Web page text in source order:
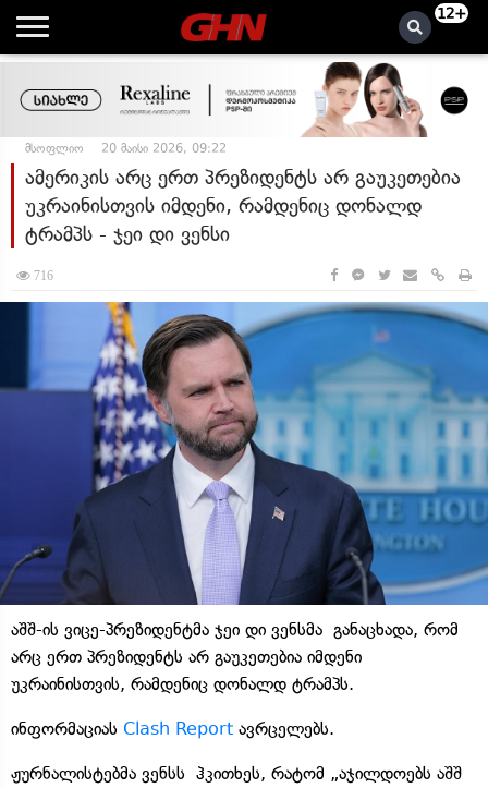
12+
მსოფლიო 20 მაისი 2026, 09:22
ამერიკის არც ერთ პრეზიდენტს არ გაუკეთებია
უკრაინისთვის იმდენი, რამდენიც დონალდ
ტრამპს - ჯეი დი ვენსი
716
აშშ-ის ვიცე-პრეზიდენტმა ჯეი დი ვენსმა განაცხადა, რომ
არც ერთ პრეზიდენტს არ გაუკეთებია იმდენი
უკრაინისთვის, რამდენიც დონალდ ტრამპს.
ინფორმაციას Clash Report ავრცელებს.
ჟურნალისტებმა ვენსს ჰკითხეს, რატომ „აჯილდოებს აშშ